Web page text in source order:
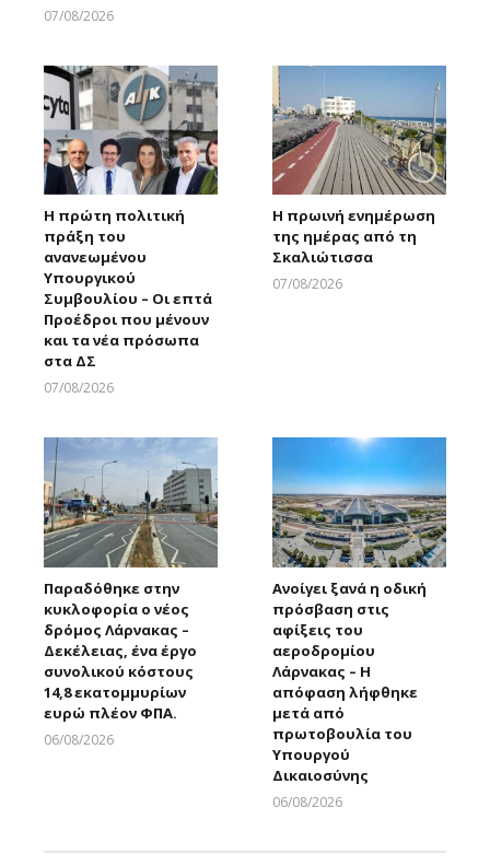
07/08/2026
Η πρώτη πολιτική
πράξη του
ανανεωμένου
Υπουργικού
Συμβουλίου – Οι επτά
Προέδροι που μένουν
και τα νέα πρόσωπα
στα ΔΣ
07/08/2026
Η πρωινή ενημέρωση
της ημέρας από τη
Σκαλιώτισσα
07/08/2026
Παραδόθηκε στην
κυκλοφορία ο νέος
δρόμος Λάρνακας –
Δεκέλειας, ένα έργο
συνολικού κόστους
14,8 εκατομμυρίων
ευρώ πλέον ΦΠΑ.
06/08/2026
Ανοίγει ξανά η οδική
πρόσβαση στις
αφίξεις του
αεροδρομίου
Λάρνακας – Η
απόφαση λήφθηκε
μετά από
πρωτοβουλία του
Υπουργού
Δικαιοσύνης
06/08/2026